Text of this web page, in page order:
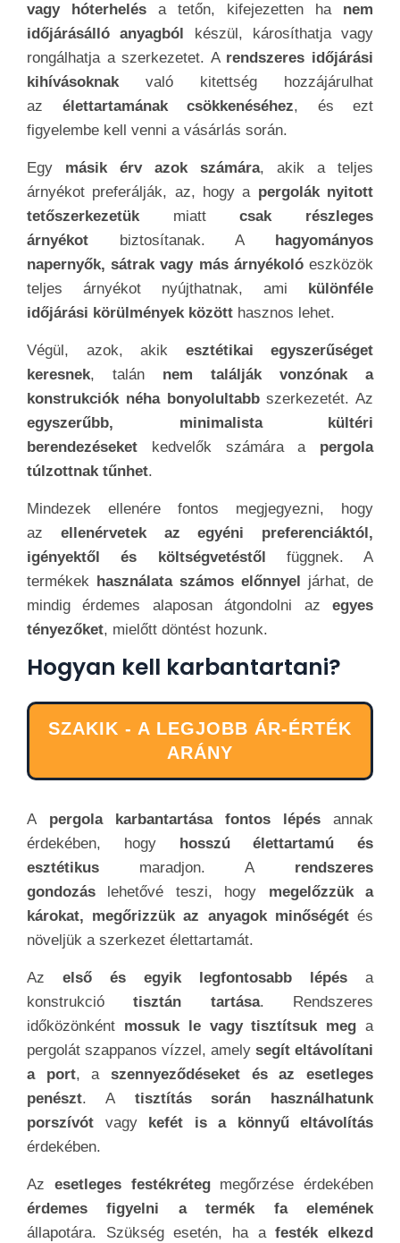
vagy hóterhelés a tetőn, kifejezetten hanem
időjárásálló anyagból készül, károsíthatja vagy
rongálhatja a szerkezetet. A rendszeres időjárási
kihívásoknakvaló kitettség hozzájárulhat
az élettartamának csökkenéséhez, és ezt
figyelembe kell venni a vásárlás során.
Egy másik érv azok számára, akik a teljes
árnyékot preferálják, az, hogy apergolák nyitott
tetőszerkezetük miattcsak részleges
árnyékot biztosítanak. A hagyományos
napernyők, sátrak vagy más árnyékolóeszközök
teljes árnyékot nyújthatnak, ami különféle
időjárási körülmények között hasznos lehet.
Végül, azok, akik esztétikai egyszerűséget
keresnek, talán nem találják vonzónak a
konstrukciók néha bonyolultabbszerkezetét. Az
egyszerűbb, minimalista kültéri
berendezéseket kedvelők számára a pergola
túlzottnak tűnhet.
Mindezek ellenére fontos megjegyezni, hogy
az ellenérvetek az egyéni preferenciáktól,
igényektől és költségvetéstől függnek. A
termékek használata számos előnnyel járhat, de
mindig érdemes alaposan átgondolni az egyes
tényezőket, mielőtt döntést hozunk.
Hogyan kell karbantartani?
SZAKIK - A LEGJOBB ÁR-ÉRTÉK
ARÁNY
A pergola karbantartása fontos lépés annak
érdekében, hogy hosszú élettartamú és
esztétikus maradjon. A rendszeres
gondozás lehetővé teszi, hogy megelőzzük a
károkat, megőrizzük az anyagok minőségét és
növeljük a szerkezet élettartamát.
Az első és egyik legfontosabb lépés a
konstrukciótisztán tartása. Rendszeres
időközönként mossuk le vagy tisztítsuk meg a
pergolát szappanos vízzel, amely segít eltávolítani
a port, aszennyeződéseket és az esetleges
penészt. Atisztítás során használhatunk
porszívót vagykefét is a könnyű eltávolítás
érdekében.
Az esetleges festékréteg megőrzése érdekében
érdemes figyelni a termék fa elemének
állapotára. Szükség esetén, ha afesték elkezd